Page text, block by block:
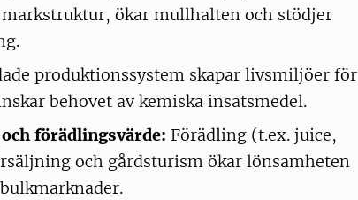
ökar mullhalten och stödjer
produktionssystem skapar livsmiljöer för
behovet av kemiska insatsmedel.
förädlingsvärde: Förädling (t.ex. juice,
och gårdsturism ökar lönsamheten